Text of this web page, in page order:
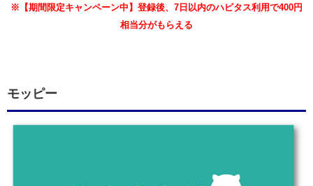
※【期間限定キャンペーン中】登録後、7日以内のハピタス利用で400円
相当分がもらえる
モッピー